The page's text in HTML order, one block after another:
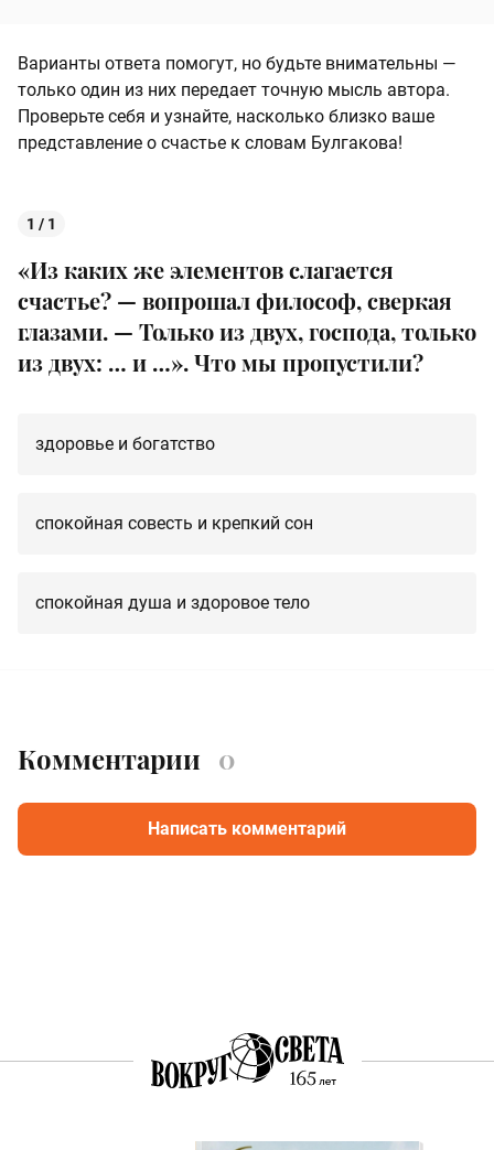
Варианты ответа помогут, но будьте внимательны —
только один из них передает точную мысль автора.
Проверьте себя и узнайте, насколько близко ваше
представление о счастье к словам Булгакова!
1 / 1
«Из каких же элементов слагается
счастье? — вопрошал философ, сверкая
глазами. — Только из двух, господа, только
из двух: … и …». Что мы пропустили?
здоровье и богатство
спокойная совесть и крепкий сон
спокойная душа и здоровое тело
Комментарии 0
Написать комментарий